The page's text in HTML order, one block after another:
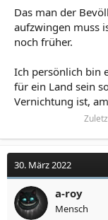
Das man der
aufzwingen muss
noch früher.
Ich persönlich bin
für ein Land sein
Vernichtung ist,
30. März 2022
a-roy
Mensch